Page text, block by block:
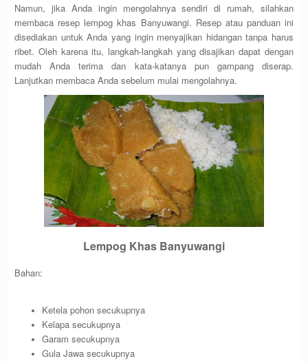
Namun, jika Anda ingin mengolahnya sendiri di rumah, silahkan
membaca resep lempog khas Banyuwangi. Resep atau panduan ini
disediakan untuk Anda yang ingin menyajikan hidangan tanpa harus
ribet. Oleh karena itu, langkah-langkah yang disajikan dapat dengan
mudah Anda terima dan kata-katanya pun gampang diserap.
Lanjutkan membaca Anda sebelum mulai mengolahnya.
Lempog Khas Banyuwangi
Bahan:
Ketela pohon secukupnya
Kelapa secukupnya
Garam secukupnya
Gula Jawa secukupnya